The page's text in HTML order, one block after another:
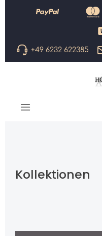
Zum Hauptinhalt springen
+49 6232 622385
Kollektionen